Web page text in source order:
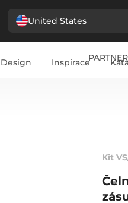
United States
Design Inspirace
Kit